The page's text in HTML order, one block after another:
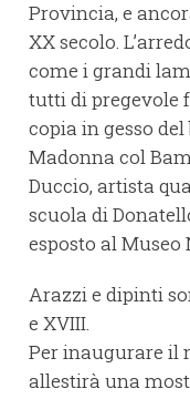
Provincia, e
XX secolo.
come i grandi
tutti di pregevole
copia in gesso
Madonna col
Duccio, artista
scuola di
esposto al Museo
Arazzi e dipinti
e XVIII.
Per inaugurare il
allestirà una